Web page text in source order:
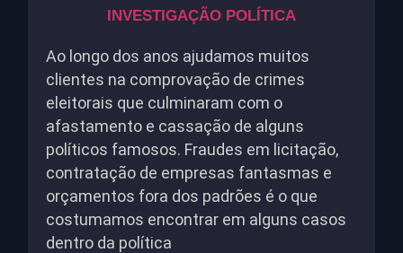
INVESTIGAÇÃO POLÍTICA
Ao longo dos anos ajudamos muitos
clientes na comprovação de crimes
eleitorais que culminaram com o
afastamento e cassação de alguns
políticos famosos. Fraudes em licitação,
contratação de empresas fantasmas e
orçamentos fora dos padrões é o que
costumamos encontrar em alguns casos
dentro da política